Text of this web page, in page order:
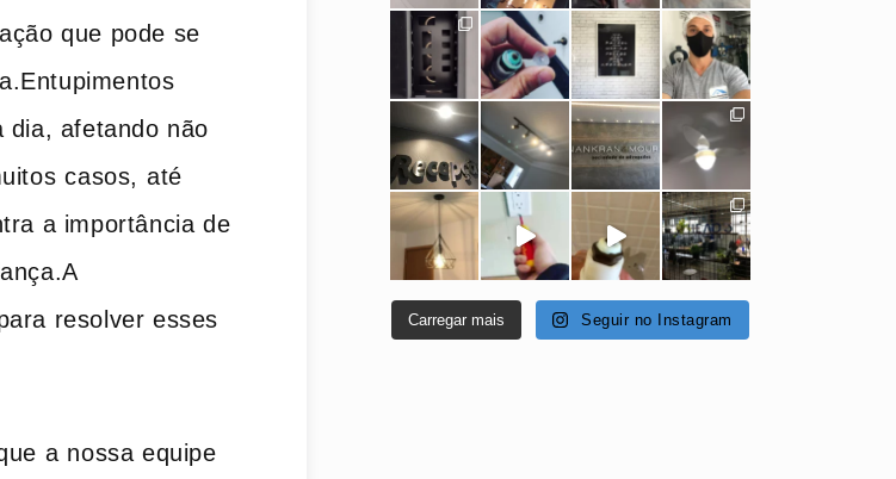
que pode ​se
dia, afetando não⁤
⁤casos, ⁤até
a importância de
resolver esses
a nossa equipe
Carregar mais Seguir no Instagram